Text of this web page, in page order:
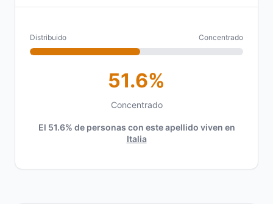
Distribuido Concentrado
51.6%
Concentrado
El 51.6% de personas con este apellido viven en
Italia